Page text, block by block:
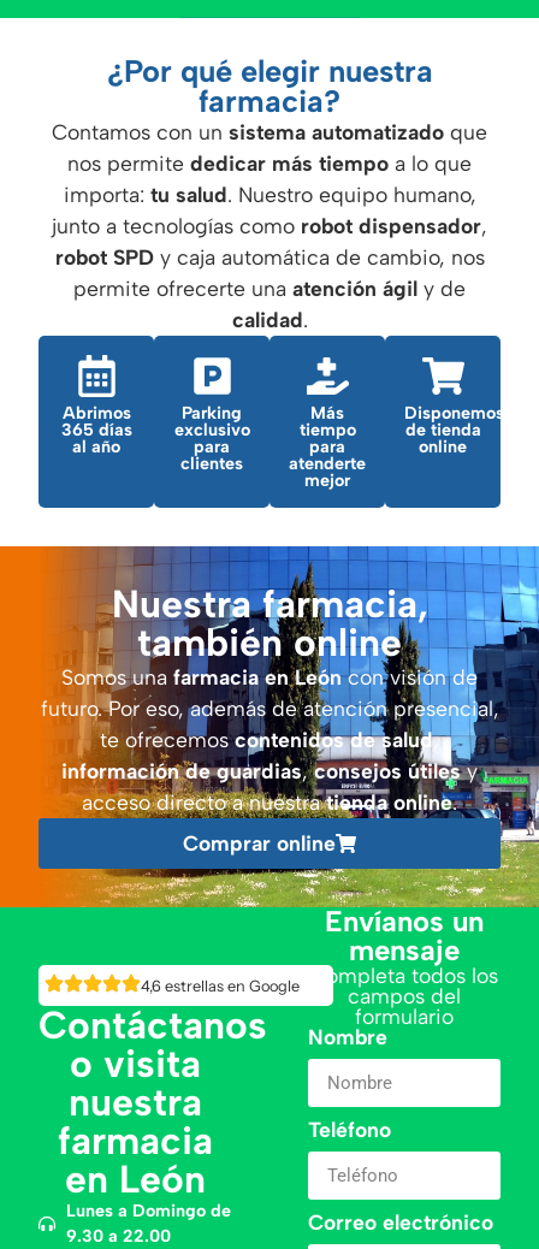
¿Por qué elegir nuestra
farmacia?
Contamos con un sistema automatizado que
nos permite dedicar más tiempo a lo que
importa: tu salud. Nuestro equipo humano,
junto a tecnologías como robot dispensador,
robot SPDy caja automática de cambio, nos
permite ofrecerte una atención ágil y de
calidad.
Abrimos
365 días
al año
Parking
exclusivo
para
clientes
Más
tiempo
para
atenderte
mejor
Disponemos
de tienda
online
Nuestra farmacia,
también online
Somos una farmacia en Leóncon visión de
futuro. Por eso, además de atención presencial,
te ofrecemoscontenidos de salud,
información de guardias,consejos útilesy
acceso directo a nuestratienda online.
Comprar online
4,6 estrellas en Google
Contáctanos
o visita
nuestra
farmacia
en León
Lunes a Domingo de
9.30 a 22.00
Envíanos un
mensaje
Completa todos los
campos del
formulario
Nombre
Teléfono
Correo electrónico